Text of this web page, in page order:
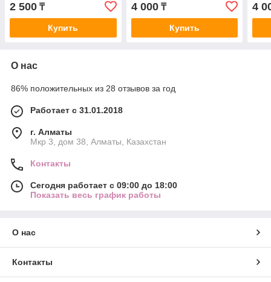
2 500 ₸
Купить
4 000₸
Купить
4
О нас
86% положительных из 28 отзывов за год
Работает с 31.01.2018
г. Алматы
Мкр 3, дом 38, Алматы, Казахстан
Контакты
Сегодня работает с 09:00 до 18:00
Показать весь график работы
О нас
Контакты